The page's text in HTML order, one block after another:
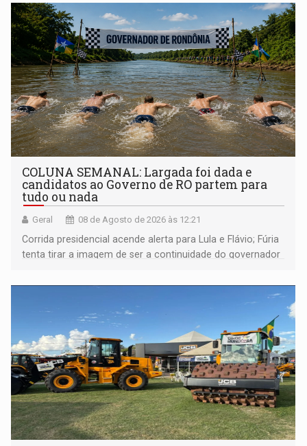
COLUNA SEMANAL: Largada foi dada e
candidatos ao Governo de RO partem para
tudo ou nada
Geral 08 de Agosto de 2026 às 12:21
Corrida presidencial acende alerta para Lula e Flávio; Fúria
tenta tirar a imagem de ser a continuidade do governador
não ter entrado no modo eleição; ABAV faz evento em